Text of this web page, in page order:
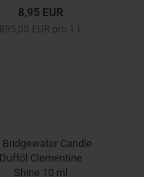
8,95 EUR
895,00 EUR pro 1 L